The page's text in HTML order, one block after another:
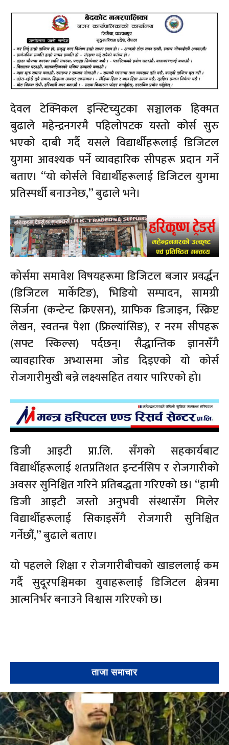
देवल टेक्निकल इन्स्टिच्युटका सञ्चालक हिक्मत
बुढाले महेन्द्रनगरमै पहिलोपटक यस्तो कोर्स सुरु
भएको दाबी गर्दै यसले विद्यार्थीहरूलाई डिजिटल
युगमा आवश्यक पर्ने व्यावहारिक सीपहरू प्रदान गर्ने
बताए। “यो कोर्सले विद्यार्थीहरूलाई डिजिटल युगमा
प्रतिस्पर्धी बनाउनेछ,” बुढाले भने।
कोर्समा समावेश विषयहरूमा डिजिटल बजार प्रवर्द्धन
(डिजिटल मार्केटिङ), भिडियो सम्पादन, सामग्री
सिर्जना (कन्टेन्ट क्रिएसन), ग्राफिक डिजाइन, स्क्रिप्ट
लेखन, स्वतन्त्र पेशा (फ्रिल्यांसिङ), र नरम सीपहरू
(सफ्ट स्किल्स) पर्दछन्। सैद्धान्तिक ज्ञानसँगै
व्यावहारिक अभ्यासमा जोड दिइएको यो कोर्स
रोजगारीमुखी बन्ने लक्ष्यसहित तयार पारिएको हो।
डिजी आइटी प्रा.लि. सँगको सहकार्यबाट
विद्यार्थीहरूलाई शतप्रतिशत इन्टर्नसिप र रोजगारीको
अवसर सुनिश्चित गरिने प्रतिबद्धता गरिएको छ। “हामी
डिजी आइटी जस्तो अनुभवी संस्थासँग मिलेर
विद्यार्थीहरूलाई सिकाइसँगै रोजगारी सुनिश्चित
गर्नेछौं,” बुढाले बताए।
यो पहलले शिक्षा र रोजगारीबीचको खाडललाई कम
गर्दै सुदूरपश्चिमका युवाहरूलाई डिजिटल क्षेत्रमा
आत्मनिर्भर बनाउने विश्वास गरिएको छ।
ताजा समाचार